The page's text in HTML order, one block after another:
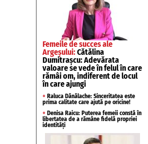
Femeile de succes ale
Argeșului:Cătălina
Dumitrașcu: Adevărata
valoare se vede în felul în care
rămâi om, indiferent de locul
în care ajungi
+ Raluca Dănălache: Sinceritatea este
prima calitate care ajută pe oricine!
+ Denisa Raicu: Puterea femeii constă în
libertatea de a rămâne fidelă propriei
identități